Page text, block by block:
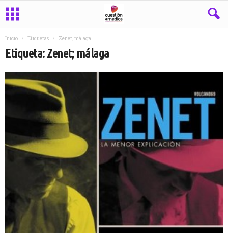
Inicio Etiquetas Zenet; málaga
Etiqueta: Zenet; málaga